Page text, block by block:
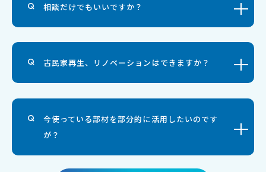
相談だけでもいいですか？
古民家再生、リノベーションはできますか？
今使っている部材を部分的に活用したいのです
が？